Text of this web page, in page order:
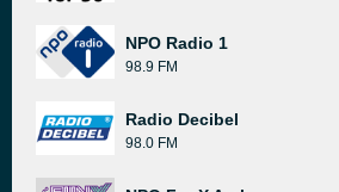
NPO Radio 1
98.9 FM
Radio Decibel
98.0 FM